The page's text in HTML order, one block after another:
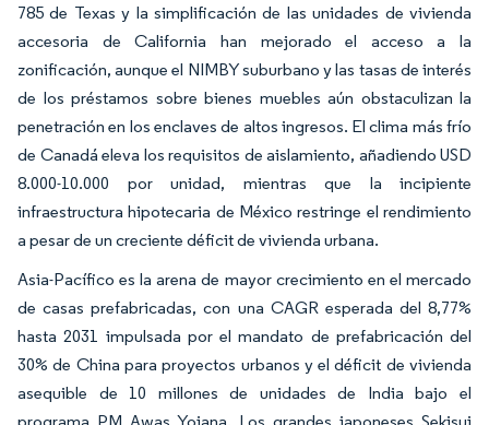
785 de Texas y la simplificación de las unidades de vivienda
accesoria de California han mejorado el acceso a la
zonificación, aunque el NIMBY suburbano y las tasas de interés
de los préstamos sobre bienes muebles aún obstaculizan la
penetración en los enclaves de altos ingresos. El clima más frío
de Canadá eleva los requisitos de aislamiento, añadiendo USD
8.000-10.000 por unidad, mientras que la incipiente
infraestructura hipotecaria de México restringe el rendimiento
a pesar de un creciente déficit de vivienda urbana.
Asia-Pacífico es la arena de mayor crecimiento en el mercado
de casas prefabricadas, con una CAGR esperada del 8,77%
hasta 2031 impulsada por el mandato de prefabricación del
30% de China para proyectos urbanos y el déficit de vivienda
asequible de 10 millones de unidades de India bajo el